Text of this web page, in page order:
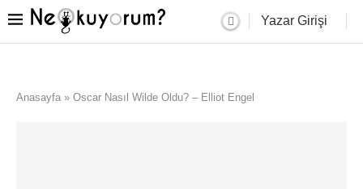
Yazar Girişi
Anasayfa » Oscar Nasıl Wilde Oldu? – Elliot Engel